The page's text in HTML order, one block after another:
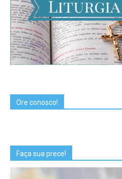
Ore conosco!
Faça sua prece!